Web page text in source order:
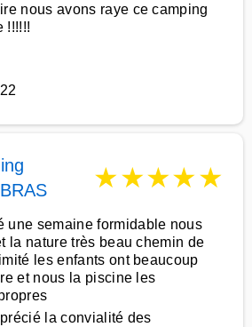
nous avons raye ce camping
!!!!!!
★★★★★
une semaine formidable nous
la nature très beau chemin de
les enfants ont beaucoup
et nous la piscine les
la convialité des